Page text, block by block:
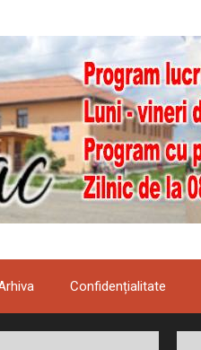
Confidențialitate